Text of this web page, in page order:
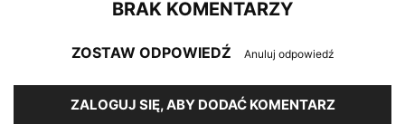
BRAK KOMENTARZY
ZOSTAW ODPOWIEDŹ Anuluj odpowiedź
ZALOGUJ SIĘ, ABY DODAĆ KOMENTARZ